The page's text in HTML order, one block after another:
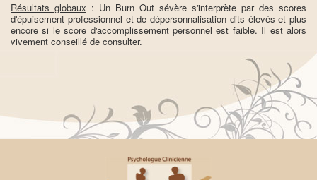
Résultats globaux : Un Burn Out sévère s'interprète par des scores
d'épuisement professionnel et de dépersonnalisation dits élevés et plus
encore si le score d'accomplissement personnel est faible. Il est alors
vivement conseillé de consulter.